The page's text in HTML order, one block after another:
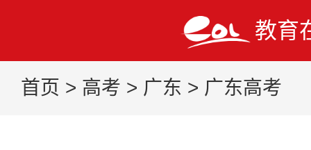
教育
首页 > 高考 > 广东 > 广东高考